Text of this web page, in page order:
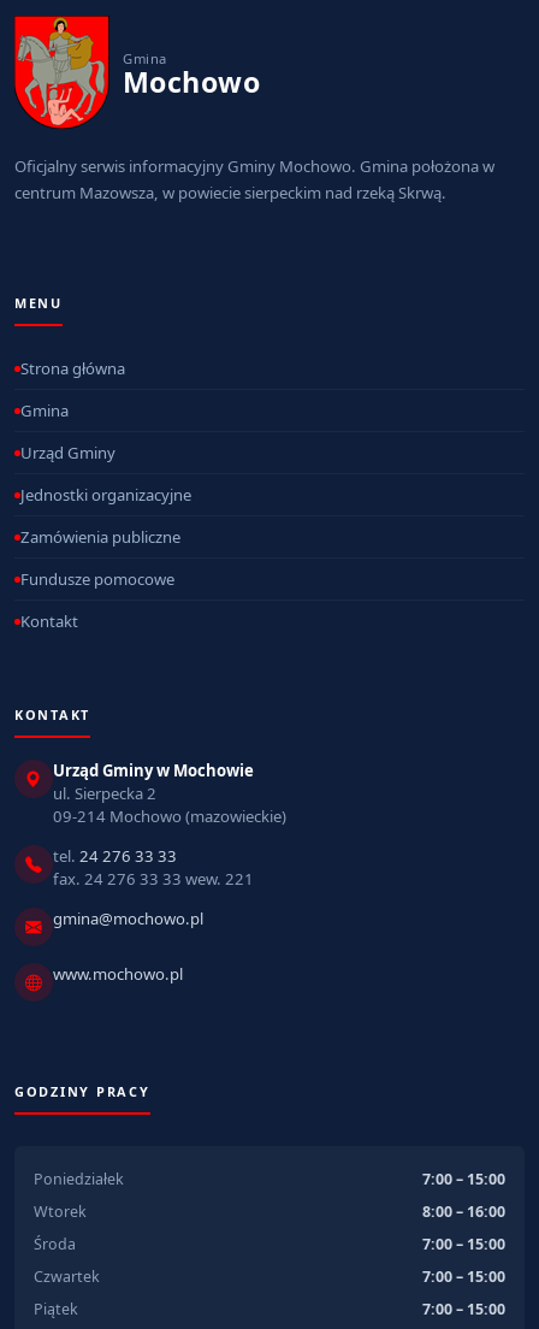
Gmina
Mochowo
Oficjalny serwis informacyjny Gminy Mochowo. Gmina położona w
centrum Mazowsza, w powiecie sierpeckim nad rzeką Skrwą.
MENU
Strona główna
Gmina
Urząd Gminy
Jednostki organizacyjne
Zamówienia publiczne
Fundusze pomocowe
Kontakt
KONTAKT
Urząd Gminy w Mochowie
ul. Sierpecka 2
09-214 Mochowo (mazowieckie)
tel. 24 276 33 33
fax. 24 276 33 33 wew. 221
gmina@mochowo.pl
www.mochowo.pl
GODZINY PRACY
Poniedziałek
7:00 – 15:00
Wtorek
8:00 – 16:00
Środa
7:00 – 15:00
Czwartek
7:00 – 15:00
Piątek
7:00 – 15:00